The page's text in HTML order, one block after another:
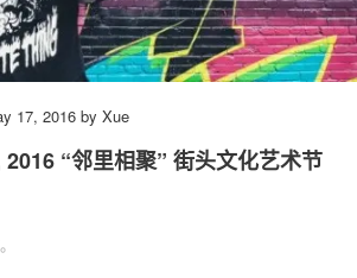
科 技
17, 2016 by Xue
“邻里相聚” 街头文化艺术节